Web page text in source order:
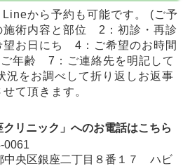
から予約も可能です。 (ご予
施術内容と部位 2：初診・再診
望お日にち 4：ご希望のお時間
年齢 7：ご連絡先を明記して
況をお調べして折り返しお返事
せて頂きます。
クリニック」へのお電話はこちら
0061
中央区銀座二丁目８番１７ ハビ